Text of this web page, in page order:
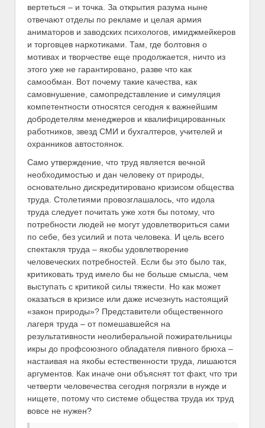
вертеться – и точка. За открытия разума ныне
отвечают отделы по рекламе и целая армия
аниматоров и заводских психологов, имиджмейкеров
и торговцев наркотиками. Там, где болтовня о
мотивах и творчестве еще продолжается, ничто из
этого уже не гарантировано, разве что как
самообман. Вот почему такие качества, как
самовнушение, самопредставление и симуляция
компетентности относятся сегодня к важнейшим
добродетелям менеджеров и квалифицированных
работников, звезд СМИ и бухгалтеров, учителей и
охранников автостоянок.
Само утверждение, что труд является вечной
необходимостью и дан человеку от природы,
основательно дискредитировано кризисом общества
труда. Столетиями провозглашалось, что идола
труда следует почитать уже хотя бы потому, что
потребности людей не могут удовлетвориться сами
по себе, без усилий и пота человека. И цель всего
спектакля труда – якобы удовлетворение
человеческих потребностей. Если бы это было так,
критиковать труд имело бы не больше смысла, чем
выступать с критикой силы тяжести. Но как может
оказаться в кризисе или даже исчезнуть настоящий
«закон природы»? Представители общественного
лагеря труда – от помешавшейся на
результативности неолиберальной пожирательницы
икры до профсоюзного обладателя пивного брюха –
настаивая на якобы естественности труда, лишаются
аргументов. Как иначе они объяснят тот факт, что три
четверти человечества сегодня погрязли в нужде и
нищете, потому что системе общества труда их труд
вовсе не нужен?